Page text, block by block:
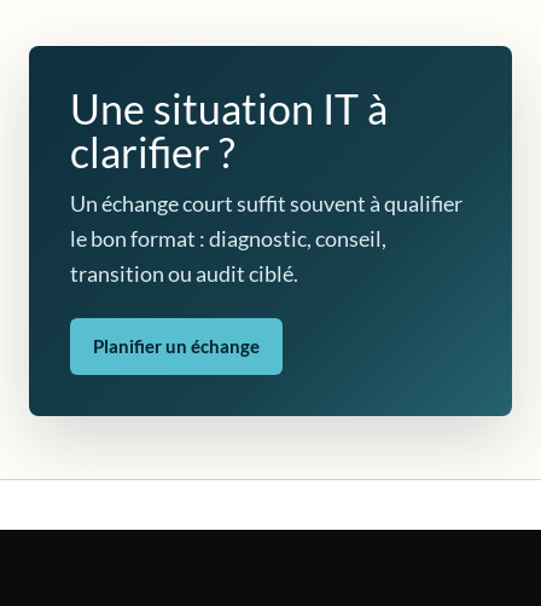
Une situation IT à
clarifier ?
Un échange court suffit souvent à qualifier
le bon format : diagnostic, conseil,
transition ou audit ciblé.
Planifier un échange